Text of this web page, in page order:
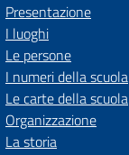
Presentazione
I luoghi
Le persone
I numeri della scuola
Le carte della scuola
Organizzazione
La storia